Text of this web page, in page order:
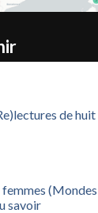
de huit
savoir